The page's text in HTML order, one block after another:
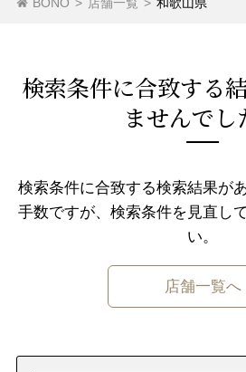
BONO > 店舗一覧 > 和歌山県
山形県 福島県
栃木県
山梨県 長野県
愛知県
検索条件に合致する
ませんでし
検索条件に合致する検索結果が
手数ですが、検索条件を⾒直し
い。
店舗一覧へ